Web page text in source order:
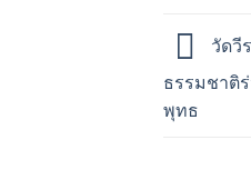
วัดวี
ธรรมชาติ
พุทธ